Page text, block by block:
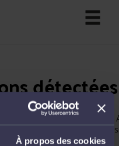
À propos des cookies
détectées
depuis votre
le chiffre affiché ci-